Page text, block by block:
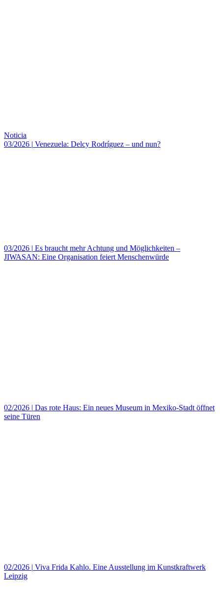
Noticia
03/2026 | Venezuela: Delcy Rodríguez – und nun?
03/2026 | Es braucht mehr Achtung und Möglichkeiten –
JIWASAN: Eine Organisation feiert Menschenwürde
02/2026 | Das rote Haus: Ein neues Museum in Mexiko‑Stadt öffnet
seine Türen
02/2026 | Viva Frida Kahlo. Eine Ausstellung im Kunstkraftwerk
Leipzig